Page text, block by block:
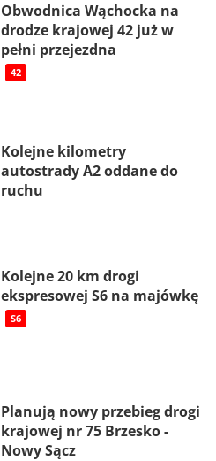
Obwodnica Wąchocka na
drodze krajowej 42 już w
pełni przejezdna
42
Kolejne kilometry
autostrady A2 oddane do
ruchu
Kolejne 20 km drogi
ekspresowej S6 na majówkę
S6
Planują nowy przebieg drogi
krajowej nr 75 Brzesko -
Nowy Sącz